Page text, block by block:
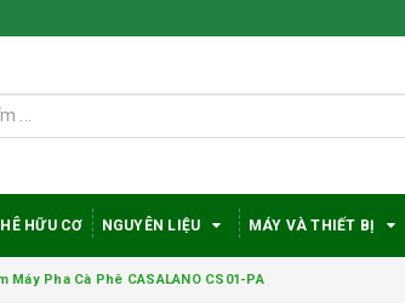
HỮU CƠ NGUYÊN LIỆU MÁY VÀ THIẾT BỊ
Máy Pha Cà Phê CASALANO CS01-PA